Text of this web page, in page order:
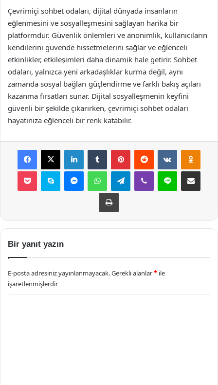
Çevrimiçi sohbet odaları, dijital dünyada insanların
eğlenmesini ve sosyalleşmesini sağlayan harika bir
platformdur. Güvenlik önlemleri ve anonimlik, kullanıcıların
kendilerini güvende hissetmelerini sağlar ve eğlenceli
etkinlikler, etkileşimleri daha dinamik hale getirir. Sohbet
odaları, yalnızca yeni arkadaşlıklar kurma değil, aynı
zamanda sosyal bağları güçlendirme ve farklı bakış açıları
kazanma fırsatları sunar. Dijital sosyalleşmenin keyfini
güvenli bir şekilde çıkarırken, çevrimiçi sohbet odaları
hayatınıza eğlenceli bir renk katabilir.
Facebook
X LinkedInTumblr PinterestReddit VKontakte
Pocket Skype MessengerWhatsAppTelegramViber Line E-Posta ile
Yazdır
Bir yanıt yazın
E-posta adresiniz yayınlanmayacak.Gerekli alanlar* ile
işaretlenmişlerdir